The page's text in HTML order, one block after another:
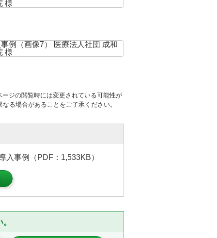
ジの閲覧時には変更されている可能性が
る場合があることをご了承ください。
事例（PDF：1,533KB）